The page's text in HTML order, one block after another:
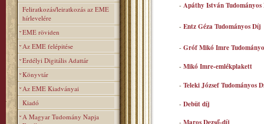
Feliratkozás/leiratkozás az EME
hírlevelére
EME röviden
Az EME felépitése
Erdélyi Digitális Adattár
Könyvtár
Az EME Kiadványai
Kiadó
A Magyar Tudomány Napja
- Apáthy István
- Entz Géza Tudományos Díj
- Gróf Mikó Imre
- Mikó Imre-emlékplakett
- Teleki József Tudományos
- Debüt díj
-